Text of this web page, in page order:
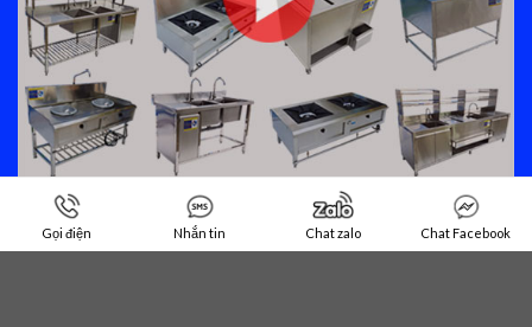
Gọi điện Nhắn tin Chat zalo Chat Facebook